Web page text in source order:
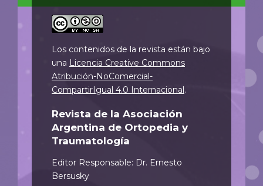
Los contenidos de la revista están bajo
una Licencia Creative Commons
Atribución-NoComercial-
CompartirIgual 4.0 Internacional.
Revista de la Asociación
Argentina de Ortopedia y
Traumatología
Editor Responsable: Dr. Ernesto
Bersusky